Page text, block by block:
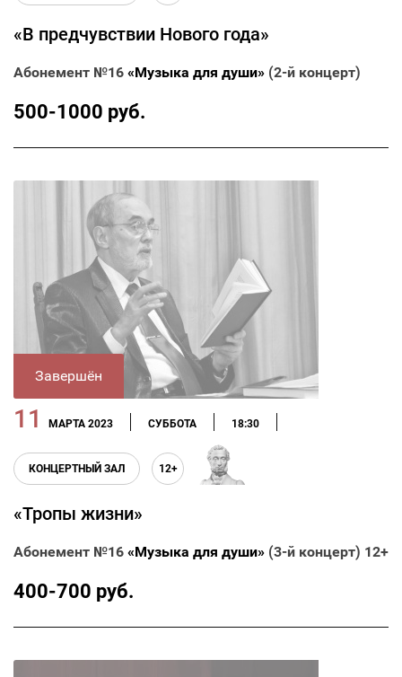
«В предчувствии Нового года»
Абонемент №16 «Музыка для души» (2-й концерт)
500-1000 руб.
Завершён
11 МАРТА 2023 СУББОТА 18:30
КОНЦЕРТНЫЙ ЗАЛ 12+
«Тропы жизни»
Абонемент №16 «Музыка для души» (3-й концерт) 12+
400-700 руб.